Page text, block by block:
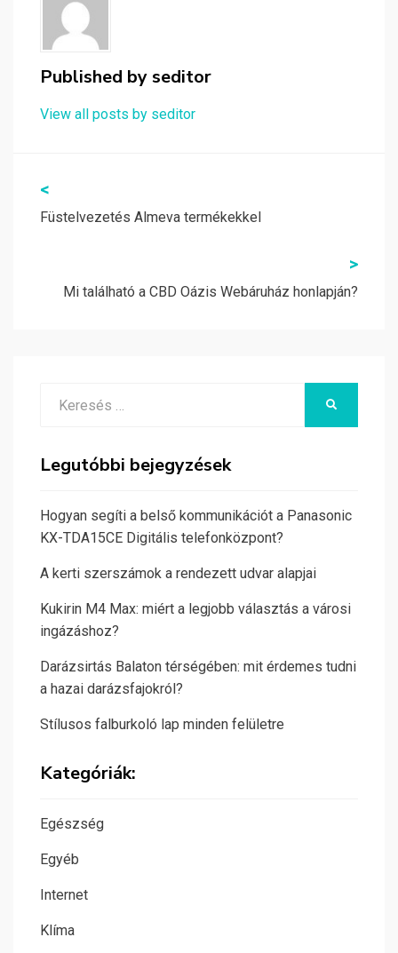
Published byseditor
View all posts by seditor
Bejegyzés
navigáció
<
Füstelvezetés Almeva termékekkel
>
Mi található a CBD Oázis Webáruház honlapján?
Legutóbbi bejegyzések
Hogyan segíti a belső kommunikációt a Panasonic
KX-TDA15CE Digitális telefonközpont?
A kerti szerszámok a rendezett udvar alapjai
Kukirin M4 Max: miért a legjobb választás a városi
ingázáshoz?
Darázsirtás Balaton térségében: mit érdemes tudni
a hazai darázsfajokról?
Stílusos falburkoló lap minden felületre
Kategóriák:
Egészség
Egyéb
Internet
Klíma